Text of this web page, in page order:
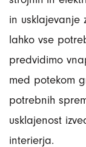
in usklajevanje
lahko vse
predvidimo
med potekom
potrebnih
usklajenost
interierja.